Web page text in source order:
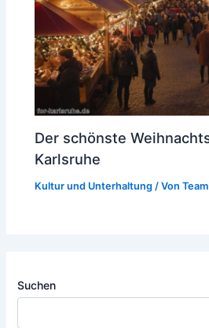
Der schönste
Karlsruhe
Kultur und Unterhaltung / Von
Suchen